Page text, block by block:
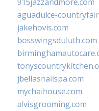
aguadulce-
jakehovis.com
bosswingsduluth.com
jbellasnailspa.com
mychaihouse.com
alvisgrooming.com